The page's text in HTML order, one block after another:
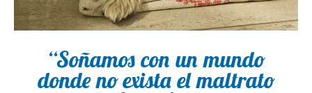
“Soñamos con un mundo
donde no exista el maltrato